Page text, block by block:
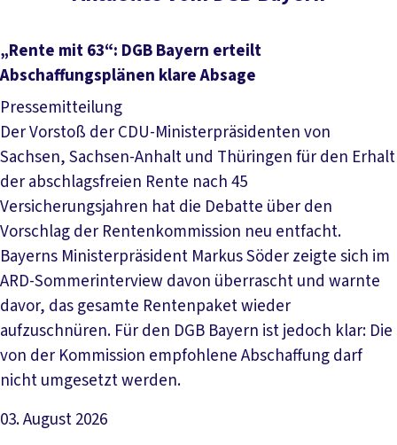
„Rente mit 63“: DGB Bayern erteilt
Abschaffungsplänen klare Absage
Pressemitteilung
Der Vorstoß der CDU-Ministerpräsidenten von
Sachsen, Sachsen-Anhalt und Thüringen für den Erhalt
der abschlagsfreien Rente nach 45
Versicherungsjahren hat die Debatte über den
Vorschlag der Rentenkommission neu entfacht.
Bayerns Ministerpräsident Markus Söder zeigte sich im
ARD-Sommerinterview davon überrascht und warnte
davor, das gesamte Rentenpaket wieder
aufzuschnüren. Für den DGB Bayern ist jedoch klar: Die
von der Kommission empfohlene Abschaffung darf
nicht umgesetzt werden.
03. August 2026